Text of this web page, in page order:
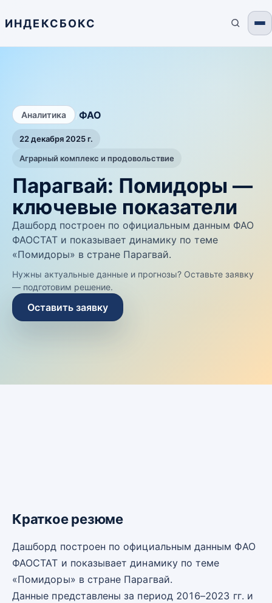
ИНДЕКСБОКС
Аналитика ФАО
22 декабря 2025 г.
Аграрный комплекс и продовольствие
Парагвай: Помидоры —
ключевые показатели
Дашборд построен по официальным данным ФАО
ФАОСТАТ и показывает динамику по теме
«Помидоры» в стране Парагвай.
Нужны актуальные данные и прогнозы? Оставьте заявку
— подготовим решение.
Оставить заявку
Краткое резюме
Дашборд построен по официальным данным ФАО
ФАОСТАТ и показывает динамику по теме
«Помидоры» в стране Парагвай.
Данные представлены за период 2016–2023 гг. и